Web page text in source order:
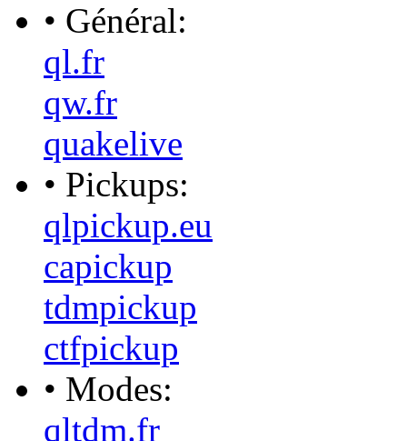
• Général:
ql.fr
qw.fr
quakelive
• Pickups:
qlpickup.eu
capickup
tdmpickup
ctfpickup
• Modes:
qltdm.fr